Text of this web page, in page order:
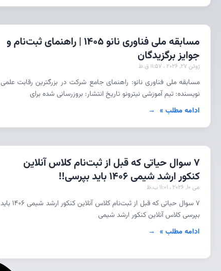
مسابقه ملی فناوری نانو 1405 | راهنمای ثبت‌نام و
جوایز برگزیدگان
ژوئن 27, 2026
مسابقه ملی فناوری نانو: راهنمای جامع شرکت در بزرگترین رقابت علمی
نویسنده: تیم آموزشی نیترونو تاریخ انتشار: بروزرسانی شده برای
ادامه مطلب »
7 سوال حیاتی که قبل از ثبت‌نام کلاس آنلاین
کنکور ارشد شیمی ۱۴۰۶ باید بپرسی!!
می 10, 2026 11:01 ب.ظ
۷ سوال حیاتی که قبل از ثبت‌نام کلاس آنلاین کنکور ارشد شیمی ۱۴۰۶ باید
بپرسی کلاس آنلاین کنکور ارشد شیمی
ادامه مطلب »